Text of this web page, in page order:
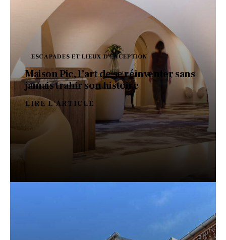
ESCAPADES ET LIEUX D'EXCEPTION
Maison Pic, l’art de se réinventer sans
jamais trahir son histoire
LIRE L'ARTICLE